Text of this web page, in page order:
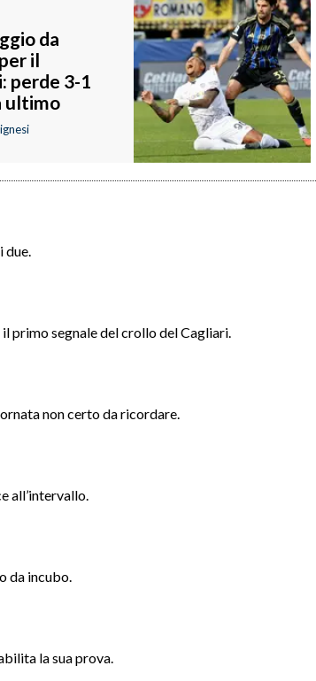
da
il
perde 3-1
ultimo
due.
primo segnale del crollo del Cagliari.
non certo da ricordare.
all’intervallo.
da incubo.
la sua prova.